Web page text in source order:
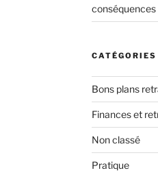
conséquences
CATÉGORIES
Bons plans
Finances et
Non classé
Pratique